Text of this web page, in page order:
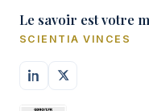
Le savoir est votre
SCIENTIA VINCES